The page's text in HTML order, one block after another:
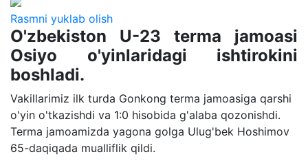
Rasmni yuklab olish
O'zbekiston U-23 terma jamoasi
Osiyo o'yinlaridagi ishtirokini
boshladi.
Vakillarimiz ilk turda Gonkong terma jamoasiga qarshi
o'yin o'tkazishdi va 1:0 hisobida g'alaba qozonishdi.
Terma jamoamizda yagona golga Ulug'bek Hoshimov
65-daqiqada mualliflik qildi.